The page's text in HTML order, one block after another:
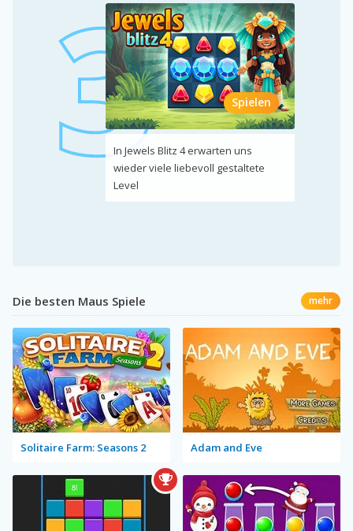
Spielen
In Jewels Blitz 4 erwarten uns
wieder viele liebevoll gestaltete
Level
Die besten Maus Spiele mehr
Solitaire Farm: Seasons 2 Adam and Eve